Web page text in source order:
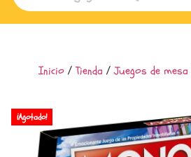
Inicio /Tienda /Juegos de mesa
¡Agotado!